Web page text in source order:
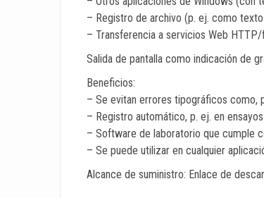
– Registro de archivo (p. ej. como
– Transferencia a servicios Web
Salida de pantalla como indicación de
Beneficios:
– Se evitan errores tipográficos como,
– Registro automático, p. ej. en
– Software de laboratorio que cumple
– Se puede utilizar en cualquier
Alcance de suministro: Enlace de